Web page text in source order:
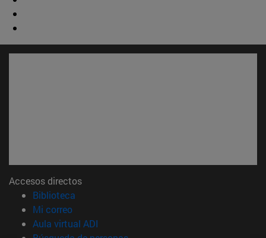
Accesos directos
Biblioteca
Mi correo(abre en nueva ventana)
Aula virtual ADI